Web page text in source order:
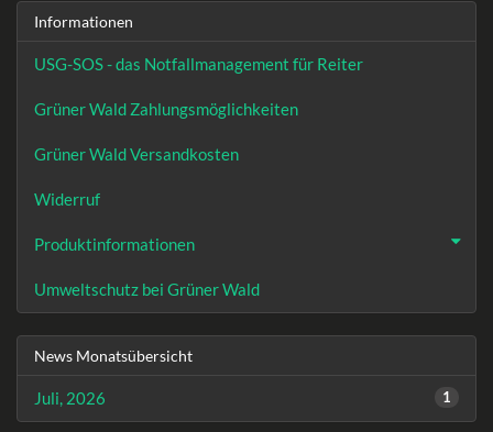
Informationen
USG-SOS - das Notfallmanagement für Reiter
Grüner Wald Zahlungsmöglichkeiten
Grüner Wald Versandkosten
Widerruf
Produktinformationen
Umweltschutz bei Grüner Wald
News Monatsübersicht
Juli, 2026 1